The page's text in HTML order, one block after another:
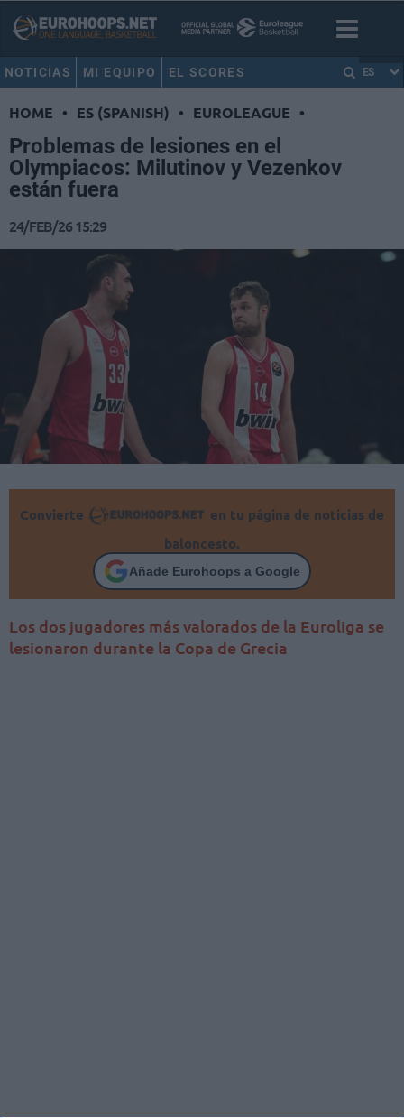
NOTICIAS MI EQUIPO EL SCORES ES
HOME • ES (SPANISH) • EUROLEAGUE •
Problemas de lesiones en el
Olympiacos: Milutinov y Vezenkov
están fuera
24/FEB/26 15:29
Convierte
en tu página de noticias de
baloncesto.
Añade Eurohoops a Google
Los dos jugadores más valorados de la Euroliga se
lesionaron durante la Copa de Grecia